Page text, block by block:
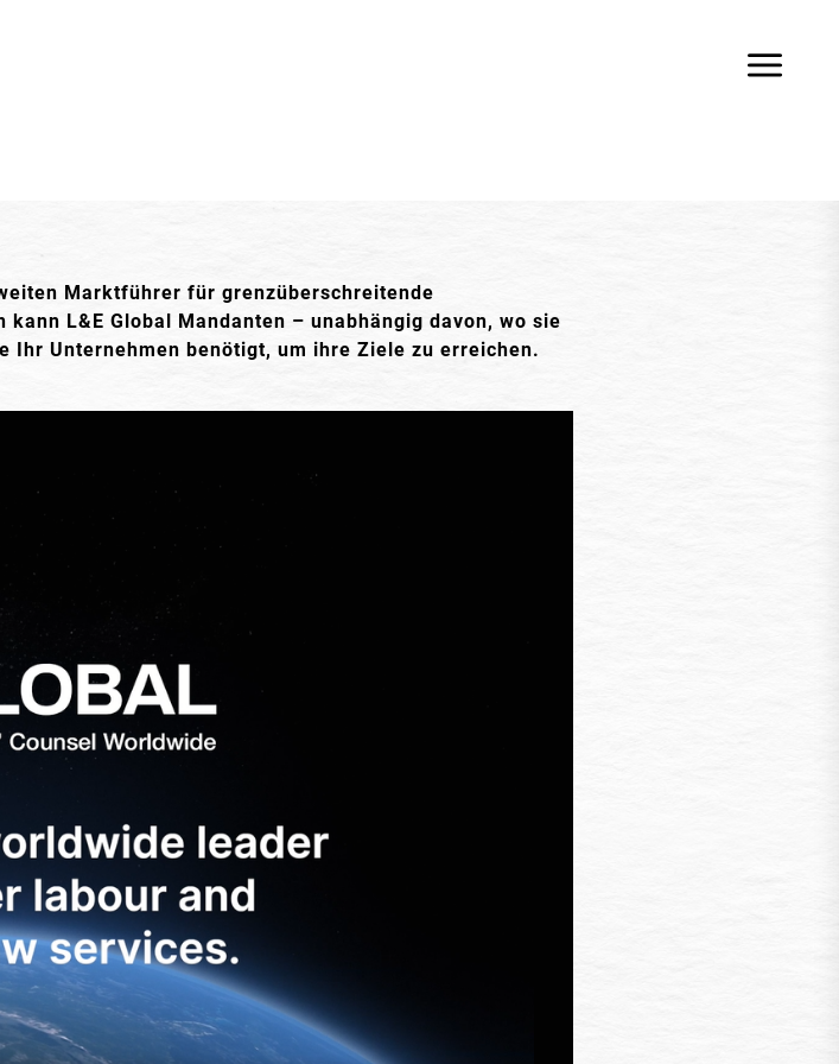
Marktführer für grenzüberschreitende
L&E Global Mandanten – unabhängig davon, wo sie
Unternehmen benötigt, um ihre Ziele zu erreichen.